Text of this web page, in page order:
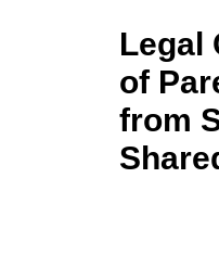
Legal
of
from